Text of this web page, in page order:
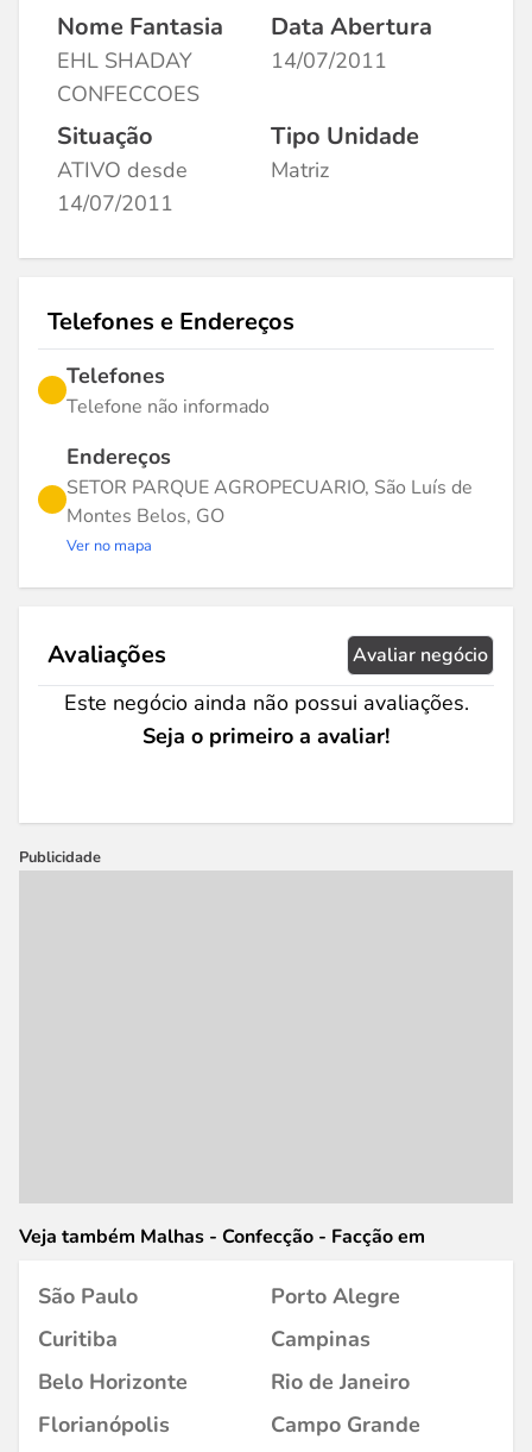
Nome Fantasia
EHL SHADAY
CONFECCOES
Data Abertura
14/07/2011
Situação
ATIVO desde
14/07/2011
Tipo Unidade
Matriz
Telefones e Endereços
Telefones
Telefone não informado
Endereços
SETOR PARQUE AGROPECUARIO, São Luís de
Montes Belos, GO
Ver no mapa
Avaliações Avaliar negócio
Este negócio ainda não possui avaliações.
Seja o primeiro a avaliar!
Publicidade
Veja também Malhas - Confecção - Facção em
São Paulo
Porto Alegre
Curitiba
Campinas
Belo Horizonte
Rio de Janeiro
Florianópolis
Campo Grande